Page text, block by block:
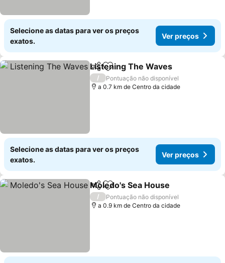
Selecione as datas para ver os preços
exatos.
Ver preços
PartilharAdicionar aos favoritos
Listening The Waves
/
Pontuação não disponível
a 0.7 km de Centro da cidade
Selecione as datas para ver os preços
exatos.
Ver preços
PartilharAdicionar aos favoritos
Moledo's Sea House
/
Pontuação não disponível
a 0.9 km de Centro da cidade